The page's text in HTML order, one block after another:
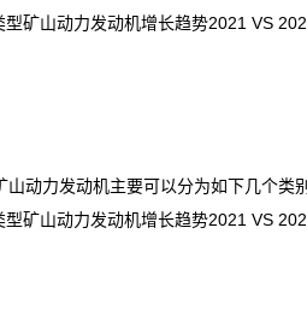
动力发动机增长趋势2021 VS
动力发动机主要可以分为如下几个类
动力发动机增长趋势2021 VS